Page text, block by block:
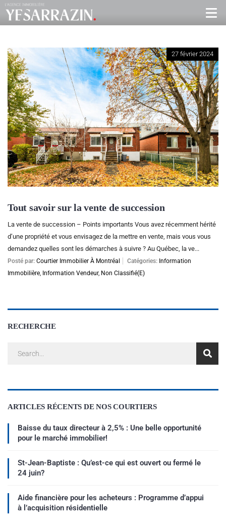
27 février 2024
Tout savoir sur la vente de succession
La vente de succession – Points importants Vous avez récemment hérité
d’une propriété et vous envisagez de la mettre en vente, mais vous vous
demandez quelles sont les démarches à suivre ? Au Québec, la ve...
Posté par: Courtier Immobilier À Montréal Catégories: Information
Immobilière, Information Vendeur, Non Classifié(e)
RECHERCHE
ARTICLES RÉCENTS DE NOS COURTIERS
Baisse du taux directeur à 2,5% : Une belle opportunité
pour le marché immobilier!
St-Jean-Baptiste : Qu’est-ce qui est ouvert ou fermé le
24 juin?
Aide financière pour les acheteurs : Programme d’appui
à l’acquisition résidentielle